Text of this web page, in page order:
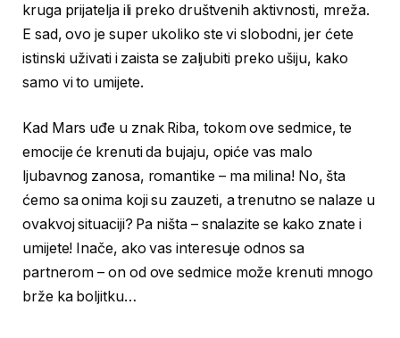
kruga prijatelja ili preko društvenih aktivnosti, mreža.
E sad, ovo je super ukoliko ste vi slobodni, jer ćete
istinski uživati i zaista se zaljubiti preko ušiju, kako
samo vi to umijete.
Kad Mars uđe u znak Riba, tokom ove sedmice, te
emocije će krenuti da bujaju, opiće vas malo
ljubavnog zanosa, romantike – ma milina! No, šta
ćemo sa onima koji su zauzeti, a trenutno se nalaze u
ovakvoj situaciji? Pa ništa – snalazite se kako znate i
umijete! Inače, ako vas interesuje odnos sa
partnerom – on od ove sedmice može krenuti mnogo
brže ka boljitku…